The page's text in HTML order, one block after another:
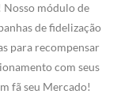
módulo de
de fidelização
para recompensar
com seus
fã seu Mercado!